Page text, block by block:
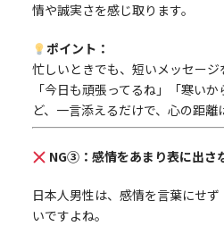
情や誠実さを感じ取ります。
ポイント：
忙しいときでも、短いメッセージ
「今日も頑張ってるね」「寒い
ど、一言添えるだけで、心の距離
NG③：感情をあまり表に出さ
日本人男性は、感情を言葉にせ
いですよね。